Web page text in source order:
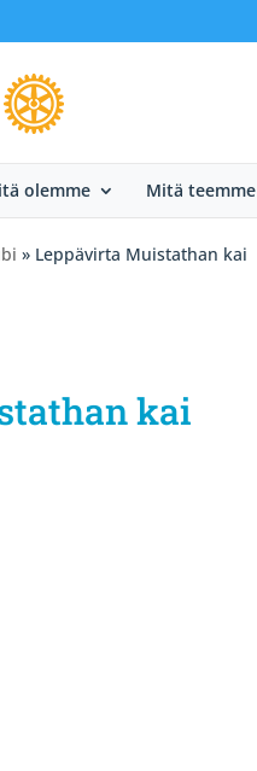
olemme Mitä teemme
» Leppävirta Muistathan kai
kai